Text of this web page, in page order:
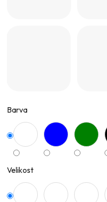
Barva
Velikost